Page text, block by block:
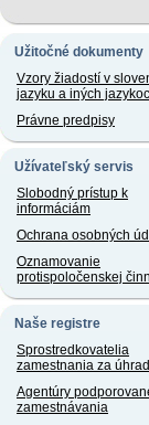
Užitočné dokumenty
Vzory žiadostí v
jazyku a iných
Právne predpisy
Užívateľský servis
Slobodný prístup k
informáciám
Ochrana osobných
Oznamovanie
protispoločenskej
Naše registre
Sprostredkovatelia
zamestnania za
Agentúry
zamestnávania